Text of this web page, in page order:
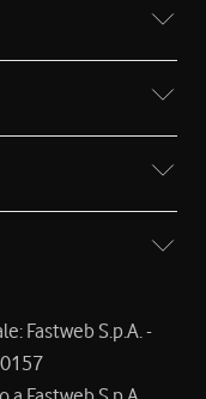
Fastweb S.p.A. -